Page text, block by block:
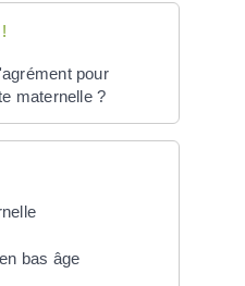
pour
maternelle ?
bas âge